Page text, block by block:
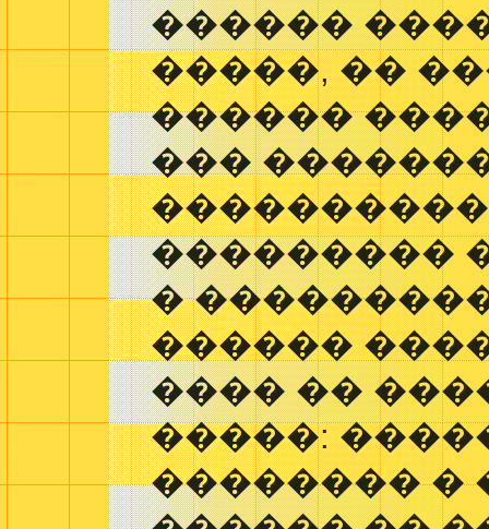
������
�����, ��
������
���
���������
�
������
���� ��
�����:
�������� �